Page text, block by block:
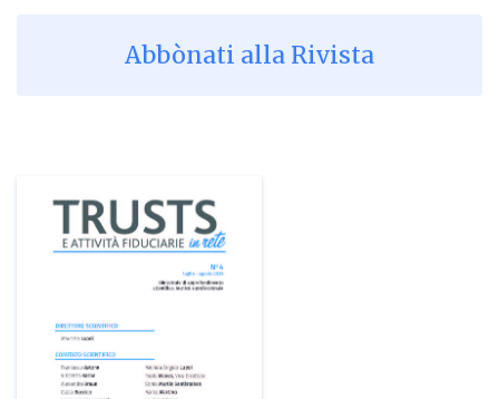
Abbònati alla Rivista